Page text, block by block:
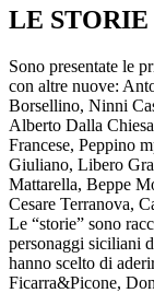
LE STORIE
Sono presentate le
con altre nuove:
Borsellino, Ninni
Alberto Dalla
Francese, Peppino
Giuliano, Libero
Mattarella, Beppe
Cesare Terranova,
Le “storie” sono
personaggi siciliani
hanno scelto di
Ficarra&Picone,